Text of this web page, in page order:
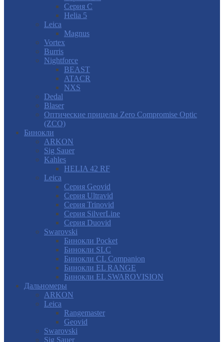
Серия С
Helia 5
Leica
Magnus
Vortex
Burris
Nightforce
BEAST
ATACR
NXS
Dedal
Blaser
Оптические прицелы Zero Compromise Optic
(ZCO)
Бинокли
ARKON
Sig Sauer
Kahles
HELIA 42 RF
Leica
Серия Geovid
Серия Ultravid
Серия Trinovid
Серия SilverLine
Серия Duovid
Swarovski
Бинокли Pocket
Бинокли SLC
Бинокли CL Companion
Бинокли EL RANGE
Бинокли EL SWAROVISION
Дальномеры
ARKON
Leica
Rangemaster
Geovid
Swarovski
Sig Sauer